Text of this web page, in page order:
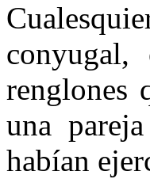
conyugal,
renglones
una
habían